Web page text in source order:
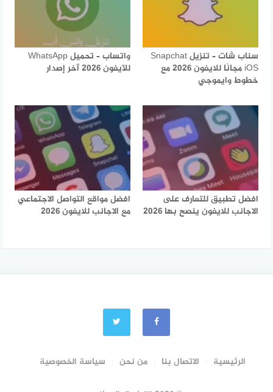
سناب شات – تنزيل Snapchat
iOS مجانًا للايفون 2026 مع
خطوط وايموجي
واتساب – تحميل WhatsApp
للآيفون 2026 آخر إصدار
افضل تطبيق للتعارف على
الاجانب للايفون ينصح بها 2026
افضل مواقع التواصل الاجتماعي
مع الاجانب للايفون 2026
الرئيسية الاتصال بنا من نحن سياسة الخصوصية